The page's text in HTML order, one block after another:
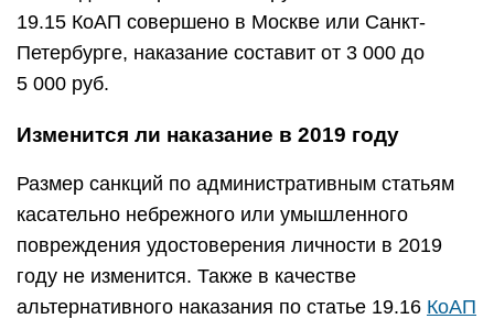
19.15 КоАП совершено в Москве или Санкт-
Петербурге, наказание составит от 3 000 до
5 000 руб.
Изменится ли наказание в 2019 году
Размер санкций по административным статьям
касательно небрежного или умышленного
повреждения удостоверения личности в 2019
году не изменится. Также в качестве
альтернативного наказания по статье 19.16 КоАП